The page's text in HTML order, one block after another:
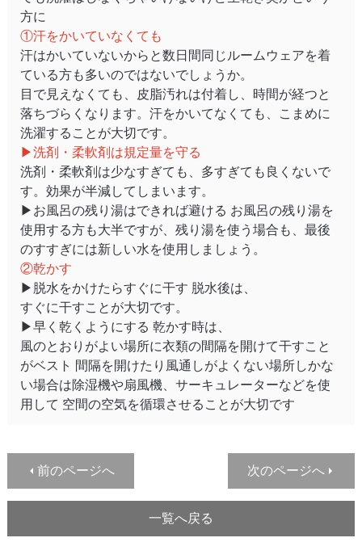
方に
①汗をかいていなくても
汗はかいていないからと数日間同じルームウェアを着
ている方も多いのではないでしょうか。
目で見えなくても、皮脂汚れは付着し、時間が経つと
落ちづらくなります。汗をかいてなくても、こまめに
洗濯することが大切です。
▶洗剤・柔軟剤は規定量を守る
洗剤・柔軟剤は少なすぎても、多すぎても良くないで
す。効果が半減してしまいます。
▶お風呂の残り湯はできれば避ける お風呂の残り湯を
使用する方も大半ですが、残り湯を使う場合も、最後
のすすぎには新しい水を使用しましょう。
②乾かす
▶脱水をかけたらすぐに干す 脱水後は、
すぐに干すことが大切です。
▶早く乾くようにする 乾かす時は、
風のとおりがよい場所に衣類の間隔を開けて干すこと
がベスト 間隔を開けたり風通しがよくない場所しかな
い場合は除湿機や扇風機、サーキュレーターなどを使
用して 空間の空気を循環させることが大切です
前のページへ 次のページへ
一覧へ戻る